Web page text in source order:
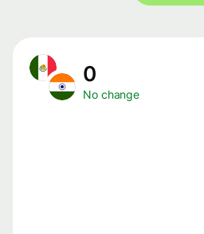
0
No change